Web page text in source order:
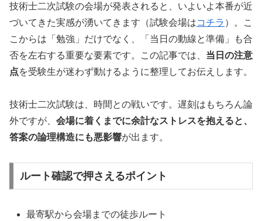
技術士二次試験の会場が発表されると、いよいよ本番が近
づいてきた実感が湧いてきます（試験会場はコチラ ）。こ
こからは「勉強」だけでなく、「当日の動線と準備」も合
否を左右する重要な要素です。この記事では、 当日の注意
点を受験生が迷わず動けるように整理してお伝えします。
技術士二次試験は、時間との戦いです。遅刻はもちろん論
外ですが、 会場に着くまでに余計なストレスを抱えると、
答案の論理構造にも悪影響が出ます。
ルート確認で押さえるポイント
最寄駅から会場までの徒歩ルート